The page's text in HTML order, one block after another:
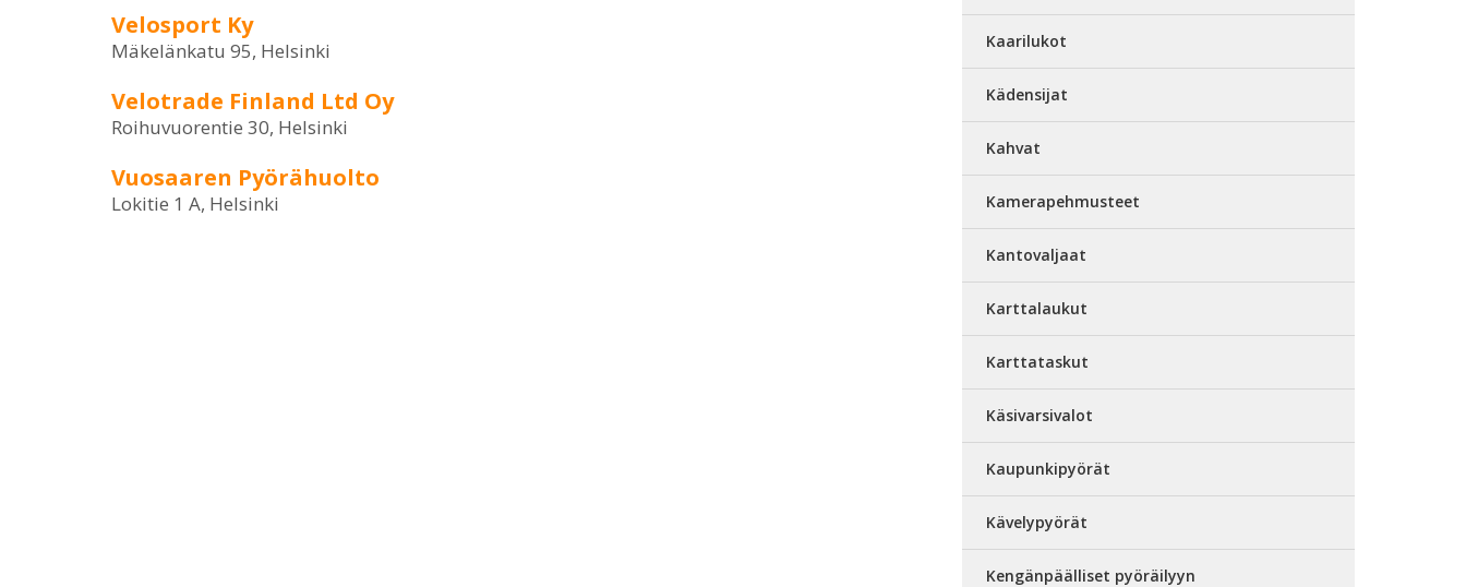
Velosport Ky
Mäkelänkatu 95, Helsinki
Velotrade Finland Ltd Oy
Roihuvuorentie 30, Helsinki
Vuosaaren Pyörähuolto
Lokitie 1 A, Helsinki
Kaarilukot
Kädensijat
Kahvat
Kamerapehmusteet
Kantovaljaat
Karttalaukut
Karttataskut
Käsivarsivalot
Kaupunkipyörät
Kävelypyörät
Kengänpäälliset pyöräilyyn